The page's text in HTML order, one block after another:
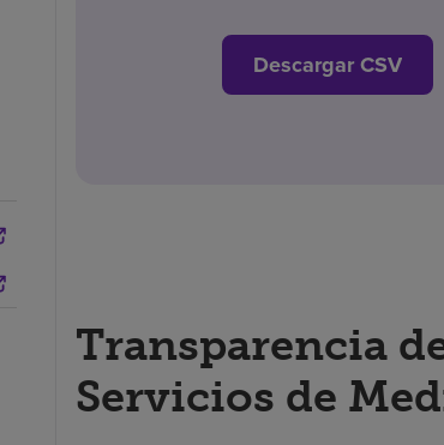
Descargar CSV
Transparencia
Servicios de